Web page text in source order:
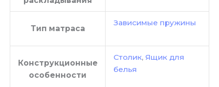
Тип матраса
Зависимые пружины
Конструкционные
особенности
Столик, Ящик для
белья